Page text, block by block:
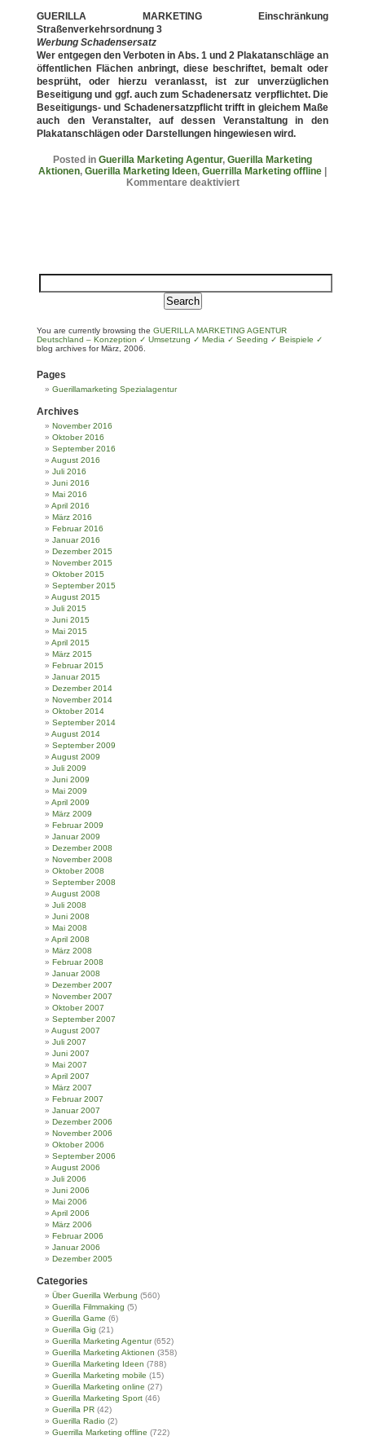
GUERILLA MARKETING Einschränkung
Straßenverkehrsordnung 3
Werbung Schadensersatz
Wer entgegen den Verboten in Abs. 1 und 2 Plakatanschläge an
öffentlichen Flächen anbringt, diese beschriftet, bemalt oder
besprüht, oder hierzu veranlasst, ist zur unverzüglichen
Beseitigung und ggf. auch zum Schadenersatz verpflichtet. Die
Beseitigungs- und Schadenersatzpflicht trifft in gleichem Maße
auch den Veranstalter, auf dessen Veranstaltung in den
Plakatanschlägen oder Darstellungen hingewiesen wird.
Posted in Guerilla Marketing Agentur, Guerilla Marketing
Aktionen, Guerilla Marketing Ideen, Guerrilla Marketing offline
Kommentare deaktiviert
You are currently browsing the GUERILLA MARKETING AGENTUR
Deutschland – Konzeption ✓ Umsetzung ✓ Media ✓ Seeding ✓ Beispiele ✓
blog archives for März, 2006.
Pages
Guerillamarketing Spezialagentur
Archives
November 2016
Oktober 2016
September 2016
August 2016
Juli 2016
Juni 2016
Mai 2016
April 2016
März 2016
Februar 2016
Januar 2016
Dezember 2015
November 2015
Oktober 2015
September 2015
August 2015
Juli 2015
Juni 2015
Mai 2015
April 2015
März 2015
Februar 2015
Januar 2015
Dezember 2014
November 2014
Oktober 2014
September 2014
August 2014
September 2009
August 2009
Juli 2009
Juni 2009
Mai 2009
April 2009
März 2009
Februar 2009
Januar 2009
Dezember 2008
November 2008
Oktober 2008
September 2008
August 2008
Juli 2008
Juni 2008
Mai 2008
April 2008
März 2008
Februar 2008
Januar 2008
Dezember 2007
November 2007
Oktober 2007
September 2007
August 2007
Juli 2007
Juni 2007
Mai 2007
April 2007
März 2007
Februar 2007
Januar 2007
Dezember 2006
November 2006
Oktober 2006
September 2006
August 2006
Juli 2006
Juni 2006
Mai 2006
April 2006
März 2006
Februar 2006
Januar 2006
Dezember 2005
Categories
Über Guerilla Werbung (560)
Guerilla Filmmaking (5)
Guerilla Game (6)
Guerilla Gig (21)
Guerilla Marketing Agentur(652)
Guerilla Marketing Aktionen (358)
Guerilla Marketing Ideen (788)
Guerilla Marketing mobile (15)
Guerilla Marketing online (27)
Guerilla Marketing Sport (46)
Guerilla PR (42)
Guerilla Radio (2)
Guerrilla Marketing offline (722)